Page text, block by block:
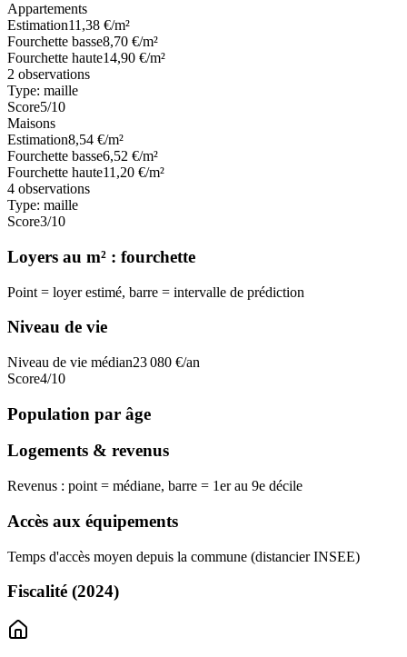
Appartements
Estimation11,38 €/m²
Fourchette basse8,70 €/m²
Fourchette haute14,90 €/m²
2 observations
Type: maille
Score5/10
Maisons
Estimation8,54 €/m²
Fourchette basse6,52 €/m²
Fourchette haute11,20 €/m²
4 observations
Type: maille
Score3/10
Loyers au m² : fourchette
Point = loyer estimé, barre = intervalle de prédiction
Niveau de vie
Niveau de vie médian23 080 €/an
Score4/10
Population par âge
Logements & revenus
Revenus : point = médiane, barre = 1er au 9e décile
Accès aux équipements
Temps d'accès moyen depuis la commune (distancier INSEE)
Fiscalité (2024)